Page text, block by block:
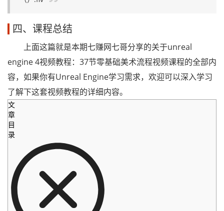
四、课程总结
上面这篇就是本期七赚网七哥分享的关于unreal
engine 4视频教程：37节零基础美术流程视频课程的全部内
容，如果你有Unreal Engine学习需求，欢迎可以深入学习
了解下这套视频教程的详细内容。
文
章
目
录